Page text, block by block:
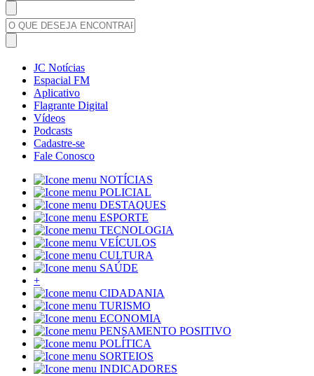
JC Notícias
Espacial FM
Aplicativo
Flagrante Digital
Vídeos
Podcasts
Cadastre-se
Fale Conosco
NOTÍCIAS
POLICIAL
DESTAQUES
ESPORTE
TECNOLOGIA
VEÍCULOS
CULTURA
SAÚDE
+
CIDADANIA
TURISMO
ECONOMIA
PENSAMENTO POSITIVO
POLÍTICA
SORTEIOS
INDICADORES